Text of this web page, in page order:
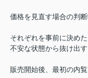
価格を見直す場合の判断
それぞれを事前に決め
不安な状態から抜け出す
販売開始後、最初の内